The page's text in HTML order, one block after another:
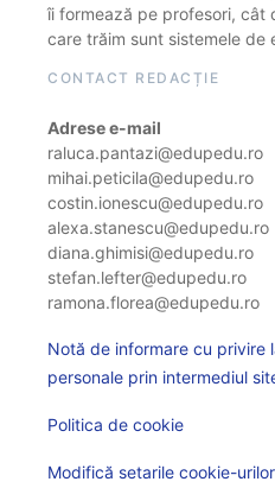
îi formează pe profesori, cât
care trăim sunt sistemele de
CONTACT REDACȚIE
Adrese e-mail
raluca.pantazi@edupedu.ro
mihai.peticila@edupedu.ro
costin.ionescu@edupedu.ro
alexa.stanescu@edupedu.ro
diana.ghimisi@edupedu.ro
stefan.lefter@edupedu.ro
ramona.florea@edupedu.ro
Notă de informare cu privire
personale prin intermediul
Politica de cookie
Modifică setarile cookie-urilor